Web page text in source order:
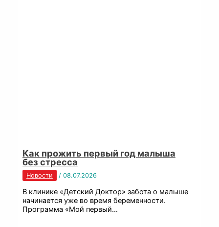
Как прожить первый год малыша
без стресса
Новости / 08.07.2026
В клинике «Детский Доктор» забота о малыше
начинается уже во время беременности.
Программа «Мой первый…